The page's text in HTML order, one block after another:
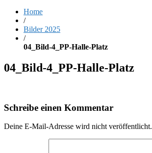
Home
/
Bilder 2025
/
04_Bild-4_PP-Halle-Platz
04_Bild-4_PP-Halle-Platz
Schreibe einen Kommentar
Deine E-Mail-Adresse wird nicht veröffentlicht.